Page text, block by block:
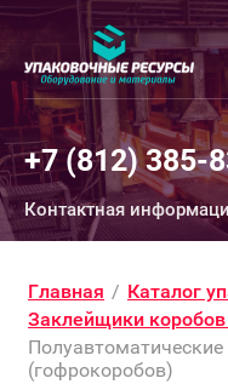
Контактная
+7 (812) 385-
Главная / Каталог
Заклейщики
(гофрокоробов)